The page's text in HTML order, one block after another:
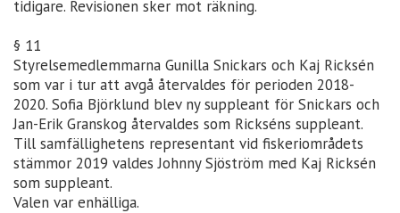
tidigare. Revisionen sker mot räkning.
§ 11
Styrelsemedlemmarna Gunilla Snickars och Kaj Ricksén
som var i tur att avgå återvaldes för perioden 2018-
2020. Sofia Björklund blev ny suppleant för Snickars och
Jan-Erik Granskog återvaldes som Rickséns suppleant.
Till samfällighetens representant vid fiskeriområdets
stämmor 2019 valdes Johnny Sjöström med Kaj Ricksén
som suppleant.
Valen var enhälliga.